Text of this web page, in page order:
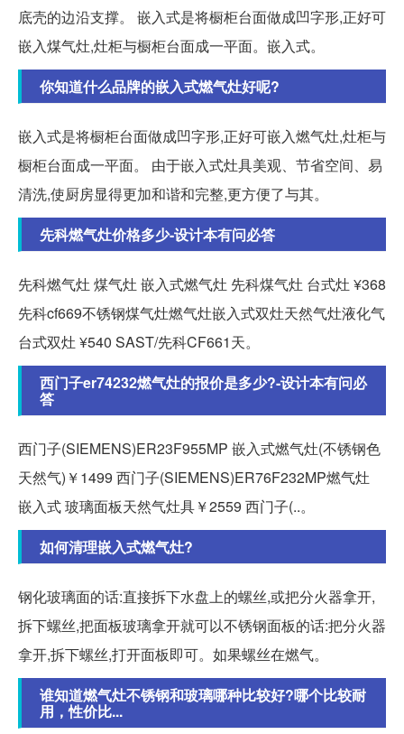
底壳的边沿支撑。 嵌入式是将橱柜台面做成凹字形,正好可
嵌入煤气灶,灶柜与橱柜台面成一平面。嵌入式。
你知道什么品牌的嵌入式燃气灶好呢?
嵌入式是将橱柜台面做成凹字形,正好可嵌入燃气灶,灶柜与
橱柜台面成一平面。 由于嵌入式灶具美观、节省空间、易
清洗,使厨房显得更加和谐和完整,更方便了与其。
先科燃气灶价格多少-设计本有问必答
先科燃气灶 煤气灶 嵌入式燃气灶 先科煤气灶 台式灶 ¥368
先科cf669不锈钢煤气灶燃气灶嵌入式双灶天然气灶液化气
台式双灶 ¥540 SAST/先科CF661天。
西门子er74232燃气灶的报价是多少?-设计本有问必
答
西门子(SIEMENS)ER23F955MP 嵌入式燃气灶(不锈钢色
天然气)￥1499 西门子(SIEMENS)ER76F232MP燃气灶
嵌入式 玻璃面板天然气灶具￥2559 西门子(..。
如何清理嵌入式燃气灶?
钢化玻璃面的话:直接拆下水盘上的螺丝,或把分火器拿开,
拆下螺丝,把面板玻璃拿开就可以不锈钢面板的话:把分火器
拿开,拆下螺丝,打开面板即可。如果螺丝在燃气。
谁知道燃气灶不锈钢和玻璃哪种比较好?哪个比较耐
用，性价比...